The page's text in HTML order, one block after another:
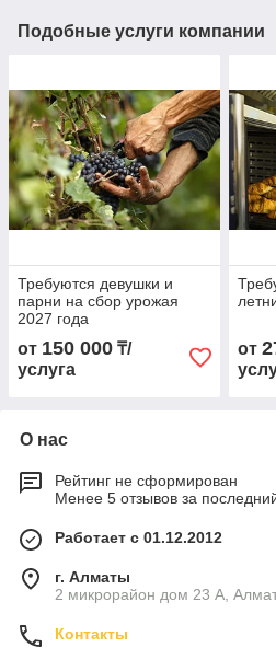
Подобные услуги компании
Требуются девушки и
парни на сбор урожая
2027 года
от 150 000 ₸/
услуга
от
О нас
Рейтинг не сформирован
Менее 5 отзывов за
Работает с 01.12.2012
г. Алматы
2 микрорайон дом 23 А,
Контакты